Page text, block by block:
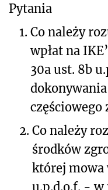
Pytania
1. Co należy
wpłat na
30a ust. 8b
częściowego
2. Co należy
środków
której mowa
u.p.d.o.f. -